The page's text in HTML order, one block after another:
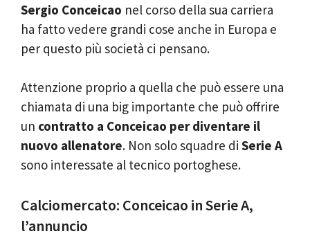
Sergio Conceicao nel corso della sua carriera
ha fatto vedere grandi cose anche in Europa e
per questo più società ci pensano.
Attenzione proprio a quella che può essere una
chiamata di una big importante che può offrire
un contratto a Conceicao per diventare il
nuovo allenatore. Non solo squadre di Serie A
sono interessate al tecnico portoghese.
Calciomercato: Conceicao in Serie A,
l’annuncio